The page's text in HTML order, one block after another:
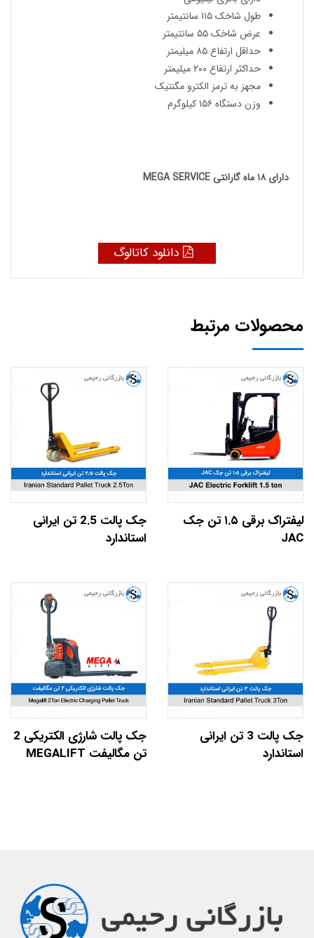
طول شاخک ۱۱۵ سانتیمتر
عرض شاخک ۵۵ سانتیمتر
حداقل ارتفاع ۸۵ میلیمتر
حداکثر ارتفاع ۲۰۰ میلیمتر
مجهز به ترمز الکترو مگنتیک
وزن دستگاه ۱۵۶ کیلوگرم
دارای ۱۸ ماه گارانتی MEGA SERVICE
دانلود کاتالوگ
محصولات مرتبط
لیفتراک برقی ۱.۵ تن جک
JAC
جک پالت 2.5 تن ایرانی
استاندارد
جک پالت 3 تن ایرانی
استاندارد
جک پالت شارژی الکتریکی 2
تن مگالیفت MEGALIFT